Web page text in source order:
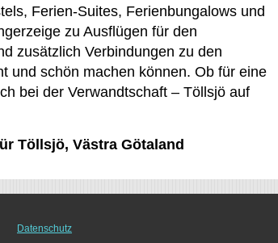
Ferien-Suites, Ferienbungalows und
zu Ausflügen für den
zusätzlich Verbindungen zu den
und schön machen können. Ob für eine
bei der Verwandtschaft – Töllsjö auf
Töllsjö, Västra Götaland
Datenschutz